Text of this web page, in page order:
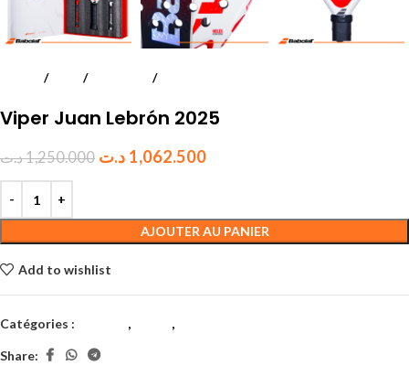
Padel Raquettes Adultes
Viper Juan Lebrón 2025
1,250.000د.ت 1,062.500 د.ت
AJOUTER AU PANIER
Add to wishlist
Catégories : , ,
Share: